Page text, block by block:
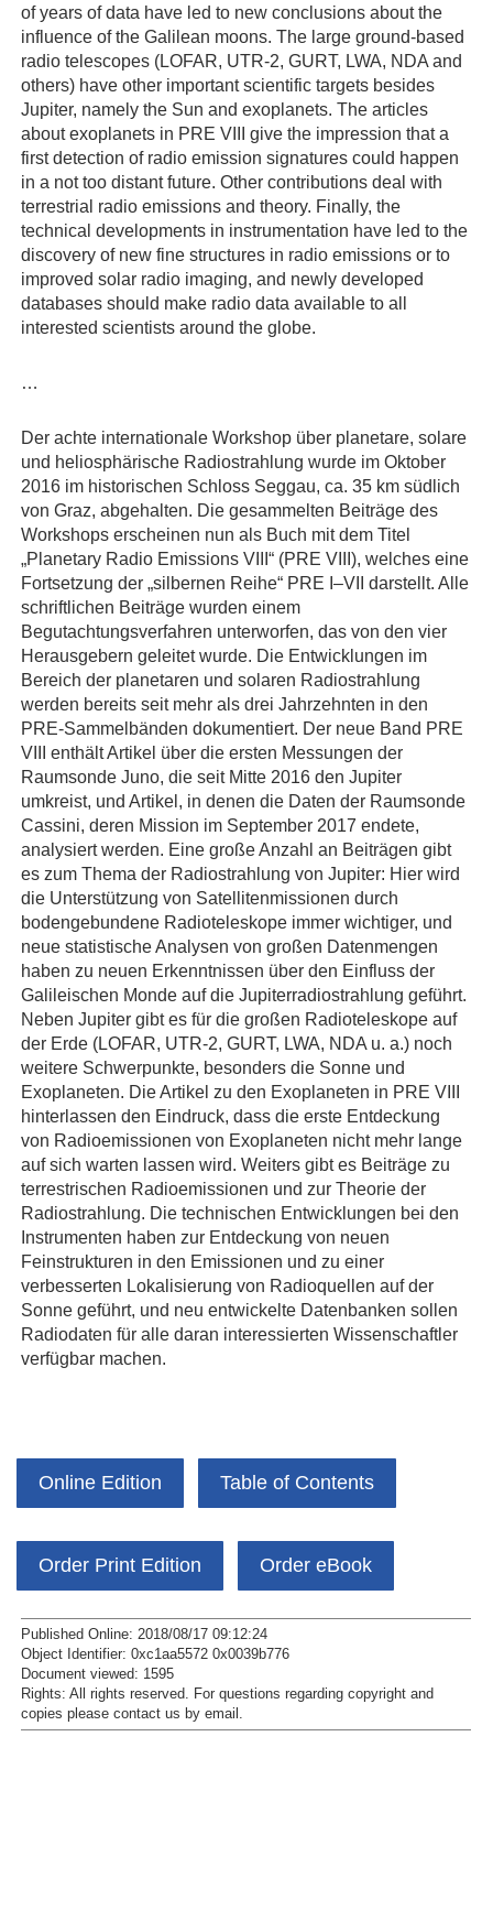
of years of data have led to new conclusions about the
influence of the Galilean moons. The large ground-based
radio telescopes (LOFAR, UTR-2, GURT, LWA, NDA and
others) have other important scientific targets besides
Jupiter, namely the Sun and exoplanets. The articles
about exoplanets in PRE VIII give the impression that a
first detection of radio emission signatures could happen
in a not too distant future. Other contributions deal with
terrestrial radio emissions and theory. Finally, the
technical developments in instrumentation have led to the
discovery of new fine structures in radio emissions or to
improved solar radio imaging, and newly developed
databases should make radio data available to all
interested scientists around the globe.
…
Der achte internationale Workshop über planetare, solare
und heliosphärische Radiostrahlung wurde im Oktober
2016 im historischen Schloss Seggau, ca. 35 km südlich
von Graz, abgehalten. Die gesammelten Beiträge des
Workshops erscheinen nun als Buch mit dem Titel
„Planetary Radio Emissions VIII“ (PRE VIII), welches eine
Fortsetzung der „silbernen Reihe“ PRE I–VII darstellt. Alle
schriftlichen Beiträge wurden einem
Begutachtungsverfahren unterworfen, das von den vier
Herausgebern geleitet wurde. Die Entwicklungen im
Bereich der planetaren und solaren Radiostrahlung
werden bereits seit mehr als drei Jahrzehnten in den
PRE-Sammelbänden dokumentiert. Der neue Band PRE
VIII enthält Artikel über die ersten Messungen der
Raumsonde Juno, die seit Mitte 2016 den Jupiter
umkreist, und Artikel, in denen die Daten der Raumsonde
Cassini, deren Mission im September 2017 endete,
analysiert werden. Eine große Anzahl an Beiträgen gibt
es zum Thema der Radiostrahlung von Jupiter: Hier wird
die Unterstützung von Satellitenmissionen durch
bodengebundene Radioteleskope immer wichtiger, und
neue statistische Analysen von großen Datenmengen
haben zu neuen Erkenntnissen über den Einfluss der
Galileischen Monde auf die Jupiterradiostrahlung geführt.
Neben Jupiter gibt es für die großen Radioteleskope auf
der Erde (LOFAR, UTR-2, GURT, LWA, NDA u. a.) noch
weitere Schwerpunkte, besonders die Sonne und
Exoplaneten. Die Artikel zu den Exoplaneten in PRE VIII
hinterlassen den Eindruck, dass die erste Entdeckung
von Radioemissionen von Exoplaneten nicht mehr lange
auf sich warten lassen wird. Weiters gibt es Beiträge zu
terrestrischen Radioemissionen und zur Theorie der
Radiostrahlung. Die technischen Entwicklungen bei den
Instrumenten haben zur Entdeckung von neuen
Feinstrukturen in den Emissionen und zu einer
verbesserten Lokalisierung von Radioquellen auf der
Sonne geführt, und neu entwickelte Datenbanken sollen
Radiodaten für alle daran interessierten Wissenschaftler
verfügbar machen.
Online Edition Table of Contents
Order Print Edition Order eBook
Published Online: 2018/08/17 09:12:24
Object Identifier: 0xc1aa5572 0x0039b776
Document viewed: 1595
Rights: All rights reserved.
For questions regarding copyright and
copies please contact us by email